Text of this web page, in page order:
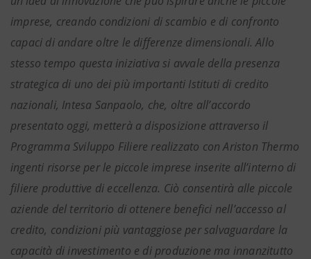
imprese, creando condizioni di scambio e di confronto
capaci di andare oltre le differenze dimensionali. Allo
stesso tempo questa iniziativa si avvale della presenza
strategica di uno dei più importanti Istituti di credito
nazionali, Intesa Sanpaolo, che, oltre all’accordo
presentato oggi, metterà a disposizione attraverso il
Programma Sviluppo Filiere realizzato con Ariston Thermo
ingenti risorse per le piccole imprese inserite all’interno di
filiere produttive di eccellenza. Ciò consentirà alle piccole
aziende del territorio di ottenere benefici nell’accesso al
credito, condizioni più vantaggiose per salvaguardare la
capacità di investimento e di produzione ma innanzitutto